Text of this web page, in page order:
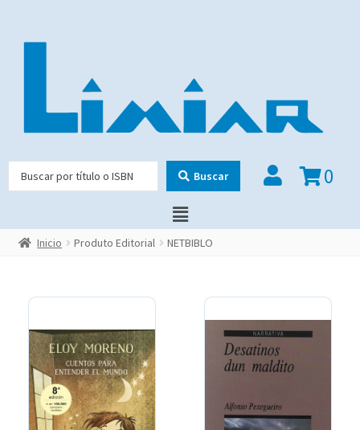
Buscar 0
Inicio Produto Editorial NETBIBLO